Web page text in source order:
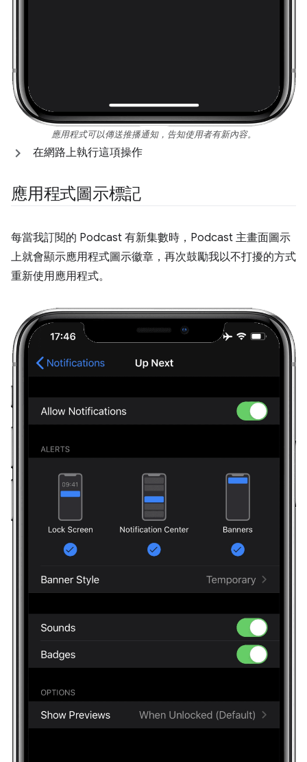
應用程式可以傳送推播通知，告知使用者有新內容。
在網路上執行這項操作
應用程式圖示標記
每當我訂閱的 Podcast 有新集數時，Podcast 主畫面圖示
上就會顯示應用程式圖示徽章，再次鼓勵我以不打擾的方式
重新使用應用程式。